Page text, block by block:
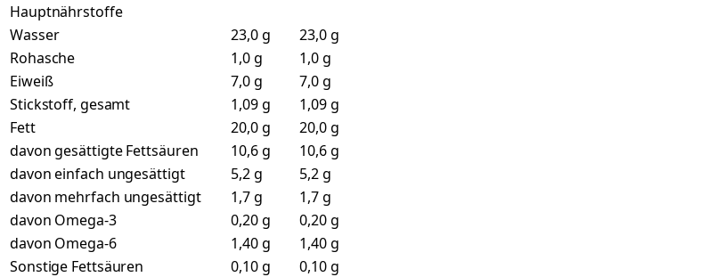
Hauptnährstoffe
Wasser
23,0 g
23,0 g
Rohasche
1,0 g
1,0 g
Eiweiß
7,0 g
7,0 g
Stickstoff, gesamt
1,09 g
1,09 g
Fett
20,0 g
20,0 g
davon gesättigte Fettsäuren
10,6 g
10,6 g
davon einfach ungesättigt
5,2 g
5,2 g
davon mehrfach ungesättigt
1,7 g
1,7 g
davon Omega-3
0,20 g
0,20 g
davon Omega-6
1,40 g
1,40 g
Sonstige Fettsäuren
0,10 g
0,10 g